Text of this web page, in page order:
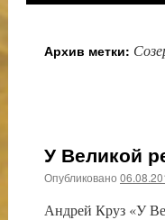
Архив метки:
У Великой
Опубликовано
Андрей Круз «У